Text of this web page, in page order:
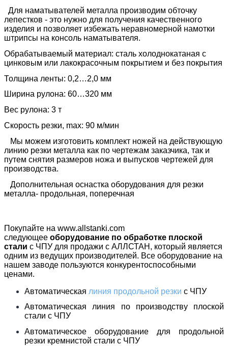
Для наматывателей металла производим обточку
лепестков - это нужно для получения качественного
изделия и позволяет избежать неравномерной намотки
штрипсы на консоль наматывателя.
Обрабатываемый материал: сталь холоднокатаная с
цинковым или лакокрасочным покрытием и без покрытия
Толщина ленты: 0,2…2,0 мм
Ширина рулона: 60…320 мм
Вес рулона: 3 т
Скорость резки, max: 90 м/мин
Мы можем изготовить комплект ножей на действующую
линию резки металла как по чертежам заказчика, так и
путем снятия размеров ножа и выпусков чертежей для
производства.
Дополнительная оснастка оборудования для резки
металла- продольная, поперечная
Покупайте на www.allstanki.com
следующее оборудование по обработке плоской
стали с ЧПУ для продажи с АЛЛСТАН, который является
одним из ведущих производителей. Все оборудование на
нашем заводе пользуются конкурентоспособными
ценами.
Автоматическая линия продольной резки с ЧПУ
Автоматическая линия по производству плоской
стали с ЧПУ
Автоматическое оборудование для продольной
резки кремнистой стали с ЧПУ